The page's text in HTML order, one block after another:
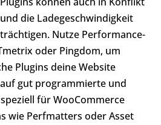
die Ladegeschwindigkeit
Nutze Performance-
oder Pingdom, um
Plugins deine Website
gut programmierte und
für WooCommerce
wie Perfmatters oder Asset